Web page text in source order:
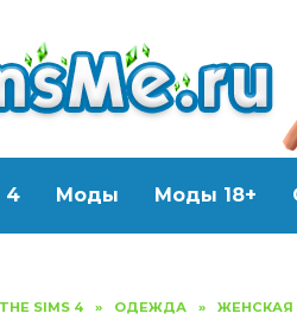
4 Моды Моды 18+
THE SIMS 4 » ОДЕЖДА »